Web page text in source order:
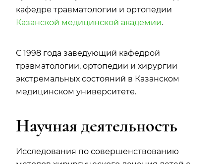
кафедре травматологии и ортопедии
Казанской медицинской академии.
С 1998 года заведующий кафедрой
травматологии, ортопедии и хирургии
экстремальных состояний в Казанском
медицинском университете.
Научная деятельность
Исследования по совершенствованию